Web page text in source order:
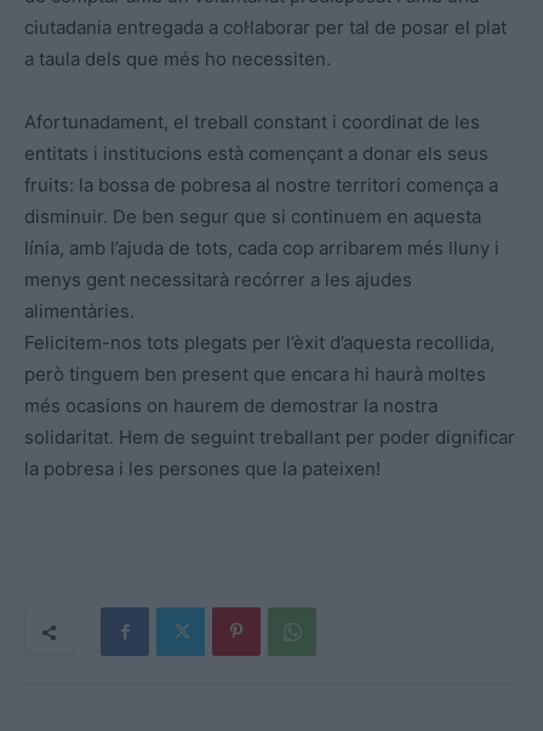
ciutadania entregada a col·laborar per tal de posar el plat
a taula dels que més ho necessiten.
Afortunadament, el treball constant i coordinat de les
entitats i institucions està començant a donar els seus
fruits: la bossa de pobresa al nostre territori comença a
disminuir. De ben segur que si continuem en aquesta
línia, amb l’ajuda de tots, cada cop arribarem més lluny i
menys gent necessitarà recórrer a les ajudes
alimentàries.
Felicitem-nos tots plegats per l’èxit d’aquesta recollida,
però tinguem ben present que encara hi haurà moltes
més ocasions on haurem de demostrar la nostra
solidaritat. Hem de seguint treballant per poder dignificar
la pobresa i les persones que la pateixen!